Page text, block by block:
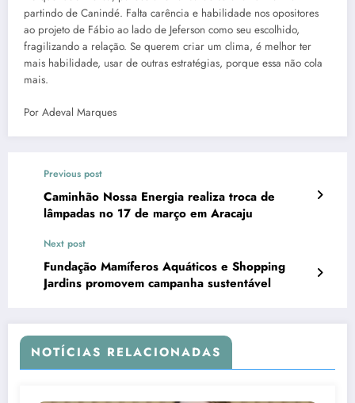
partindo de Canindé. Falta carência e habilidade nos opositores
ao projeto de Fábio ao lado de Jeferson como seu escolhido,
fragilizando a relação. Se querem criar um clima, é melhor ter
mais habilidade, usar de outras estratégias, porque essa não cola
mais.
Por Adeval Marques
Previous post
Caminhão Nossa Energia realiza troca de
lâmpadas no 17 de março em Aracaju
Next post
Fundação Mamíferos Aquáticos e Shopping
Jardins promovem campanha sustentável
NOTÍCIAS RELACIONADAS